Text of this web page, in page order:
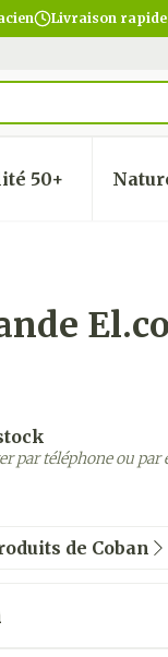
Livraison rapide
et hygiène
Régime,
pour la
50+
Afficher le sous-
Roul.
par téléphone ou
de Coban